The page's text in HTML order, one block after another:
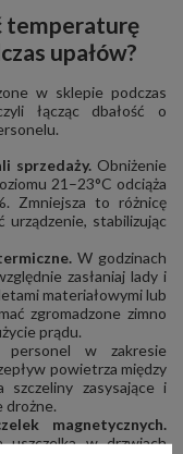
temperaturę
upałów?
w sklepie podczas
łącząc dbałość o
sprzedaży. Obniżenie
21–23°C odciąża
Zmniejsza to różnicę
stabilizując
W godzinach
zasłaniaj lady i
materiałowymi lub
zgromadzone zimno
prądu.
personel w zakresie
powietrza między
zasysające i
drożne.
magnetycznych.
uszczelka w drzwiach